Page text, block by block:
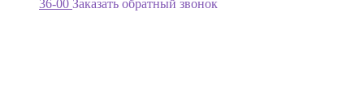
36-00 Заказать обратный звонок